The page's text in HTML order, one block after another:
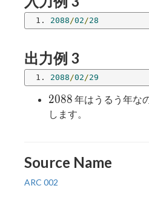
2088 /02 /28
出力例 3
2088 /02 /29
2088
2088 年はうるう年な
します。
Source Name
ARC 002